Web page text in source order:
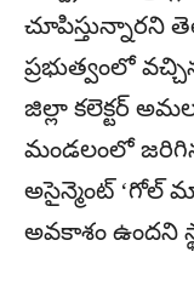
చూపిస్తున్నారని
ప్రభుత్వంలో
జిల్లా కలెక్టర్
మండలంలో జరిగిన
అసైన్మెంట్ ‘గోల్
అవకాశం ఉందని